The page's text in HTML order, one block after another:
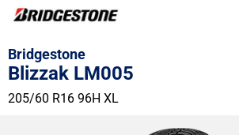
Bridgestone
Blizzak LM005
205/60 R16 96H XL